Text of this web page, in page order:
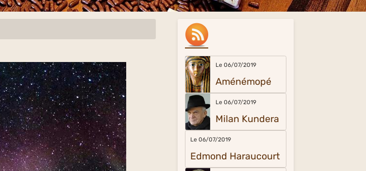
Le 06/07/2019
Aménémopé
Le 06/07/2019
Milan Kundera
Le 06/07/2019
Edmond Haraucourt